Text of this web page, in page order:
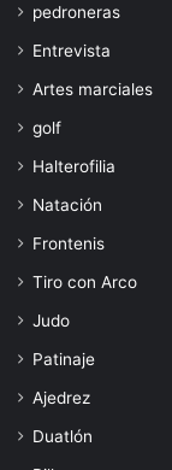
pedroneras
Entrevista
Artes marciales
golf
Halterofilia
Natación
Frontenis
Tiro con Arco
Judo
Patinaje
Ajedrez
Duatlón